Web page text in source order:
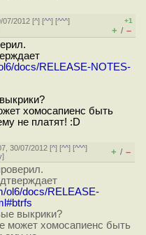
07/2012 [^] [^^] [^^^]
+1
+ / –
docs/RELEASE-NOTES-
хомосапиенс быть
не платят! :D
30/07/2012 [^] [^^] [^^^]
] + / –
ol6/docs/RELEASE-
выкрики?
может хомосапиенс быть